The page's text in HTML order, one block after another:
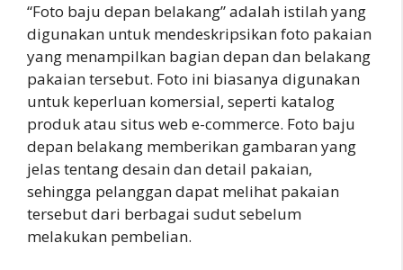
“Foto baju depan belakang” adalah istilah yang
digunakan untuk mendeskripsikan foto pakaian
yang menampilkan bagian depan dan belakang
pakaian tersebut. Foto ini biasanya digunakan
untuk keperluan komersial, seperti katalog
produk atau situs web e-commerce. Foto baju
depan belakang memberikan gambaran yang
jelas tentang desain dan detail pakaian,
sehingga pelanggan dapat melihat pakaian
tersebut dari berbagai sudut sebelum
melakukan pembelian.